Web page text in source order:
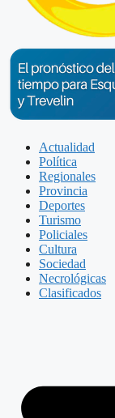
Actualidad
Política
Regionales
Provincia
Deportes
Turismo
Policiales
Cultura
Sociedad
Necrológicas
Clasificados